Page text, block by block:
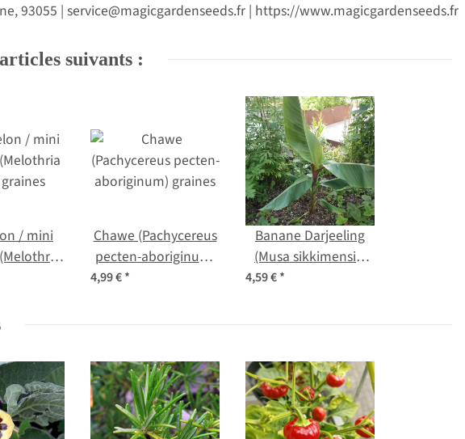
93055 | service@magicgardenseeds.fr | https://www.magicgardenseeds.fr
suivants :
/ mini
Chawe (Pachycereus
pecten-aboriginum)
4,99 €*
Banane Darjeeling
(Musa sikkimensis)
4,59 €*